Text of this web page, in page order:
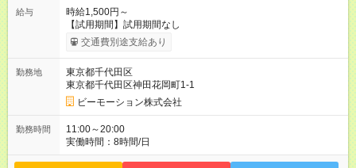
給与
時給1,500円～
【試用期間】試用期間なし
交通費別途支給あり
勤務地
東京都千代田区
東京都千代田区神田花岡町1-1
ビーモーション株式会社
勤務時間
11:00～20:00
実働時間：8時間/日